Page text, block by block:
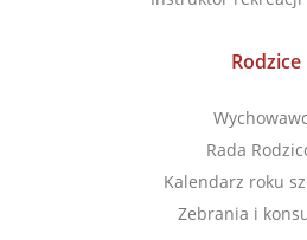
Rodzice
Rada
Kalendarz roku
Zebrania i